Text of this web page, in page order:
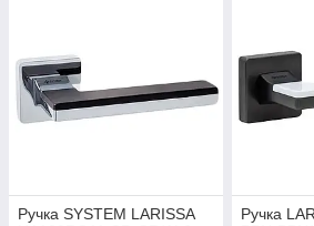
Ручка SYSTEM LARISSA
Ручка